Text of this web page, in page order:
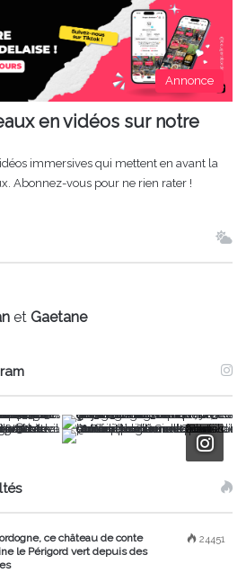
Annonce
en vidéos sur notre
immersives qui mettent en avant la
Abonnez-vous pour ne rien rater !
et Gaetane
24451
ce château de conte
le Périgord vert depuis des